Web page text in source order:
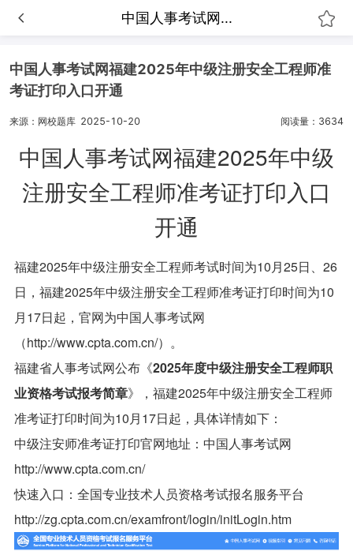
中国人事考试网...
中国人事考试网福建2025年中级注册安全工程师准
考证打印入口开通
来源：网校题库 2025-10-20 阅读量：3634
中国人事考试网福建2025年中级
注册安全工程师准考证打印入口
开通
福建2025年中级注册安全工程师考试时间为10月25日、26
日，福建2025年中级注册安全工程师准考证打印时间为10
月17日起 ，官网为中国人事考试网
（http://www.cpta.com.cn/） 。
福建省人事考试网公布《2025年度中级注册安全工程师职
业资格考试报考简章》，福建2025年中级注册安全工程师
准考证打印时间为10月17日起 ，具体详情如下：
中级注安师准考证打印官网地址：中国人事考试网
http://www.cpta.com.cn/
快速入口：全国专业技术人员资格考试报名服务平台
http://zg.cpta.com.cn/examfront/login/initLogin.htm